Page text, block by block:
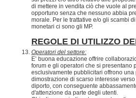
di mettere in vendita ciò che vuole al
opportuno senza che nessuno abbia
morale. Per le trattative e/o gli scambi
monetari ci sono gli MP.
REGOLE DI UTILIZZO
Operatori del settore:
E’ buona educazione offrire
forum e gli operatori che si presentano
esclusivamente pubblicitari offrono una
dimostrazione di scarso interesse
diporto, con conseguente
d'attenzione da parte degli utenti.